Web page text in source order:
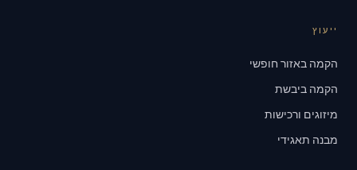
ייעוץ
הקמה באזור חופשי
הקמה ביבשת
מיזוגים ורכישות
מבנה תאגידי